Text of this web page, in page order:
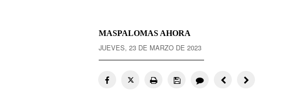
MASPALOMAS AHORA
JUEVES, 23 DE MARZO DE 2023